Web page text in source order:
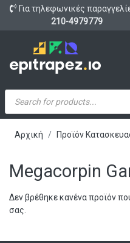
Για τηλεφωνικές
210-4979779
Products
search
Αρχική Προϊόν
Megacorpin
Δεν βρέθηκε κανένα προϊόν
σας.